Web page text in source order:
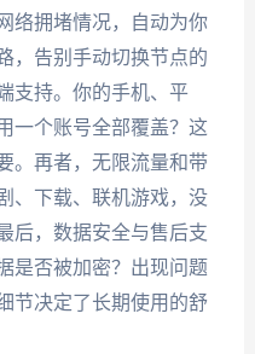
络拥堵情况，自动为你
，告别手动切换节点的
支持。你的手机、平
一个账号全部覆盖？这
。再者，无限流量和带
、下载、联机游戏，没
后，数据安全与售后支
是否被加密？出现问题
节决定了长期使用的舒